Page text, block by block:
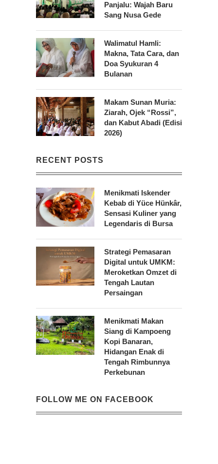
Panjalu: Wajah Baru
Sang Nusa Gede
Walimatul Hamli:
Makna, Tata Cara, dan
Doa Syukuran 4
Bulanan
Makam Sunan Muria:
Ziarah, Ojek “Rossi”,
dan Kabut Abadi (Edisi
2026)
RECENT POSTS
Menikmati Iskender
Kebab di Yüce Hünkâr,
Sensasi Kuliner yang
Legendaris di Bursa
Strategi Pemasaran
Digital untuk UMKM:
Meroketkan Omzet di
Tengah Lautan
Persaingan
Menikmati Makan
Siang di Kampoeng
Kopi Banaran,
Hidangan Enak di
Tengah Rimbunnya
Perkebunan
FOLLOW ME ON FACEBOOK